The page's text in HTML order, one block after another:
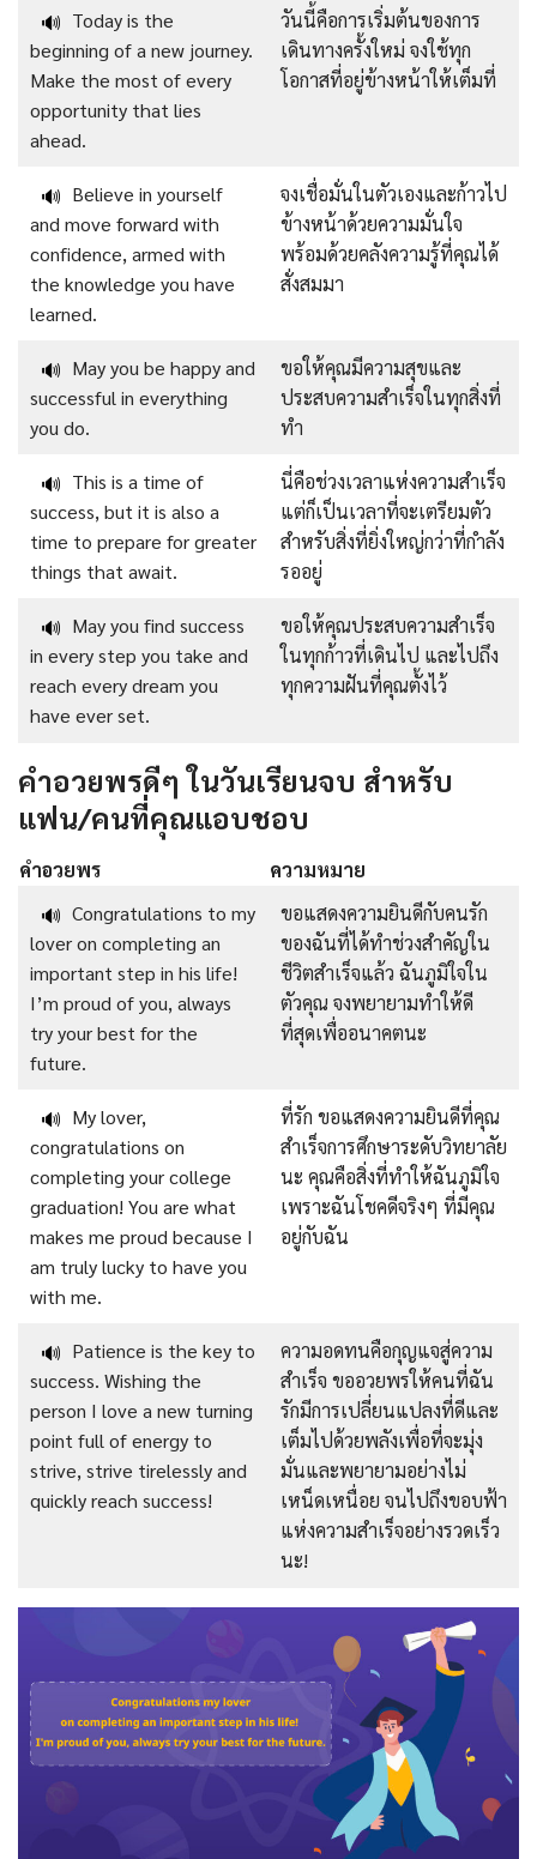
🔊 Today is the
beginning of a new journey.
Make the most of every
opportunity that lies
ahead.
วันนี้คือการเริ่มต้นของการ
เดินทางครั้งใหม่ จงใช้ทุก
โอกาสที่อยู่ข้างหน้าให้เต็มที่
🔊 Believe in yourself
and move forward with
confidence, armed with
the knowledge you have
learned.
จงเชื่อมั่นในตัวเองและก้าวไป
ข้างหน้าด้วยความมั่นใจ
พร้อมด้วยคลังความรู้ที่คุณได้
สั่งสมมา
🔊 May you be happy and
successful in everything
you do.
ขอให้คุณมีความสุขและ
ประสบความสำเร็จในทุกสิ่งที่
ทำ
🔊 This is a time of
success, but it is also a
time to prepare for greater
things that await.
นี่คือช่วงเวลาแห่งความสำเร็จ
แต่ก็เป็นเวลาที่จะเตรียมตัว
สำหรับสิ่งที่ยิ่งใหญ่กว่าที่กำลัง
รออยู่
🔊 May you find success
in every step you take and
reach every dream you
have ever set.
ขอให้คุณประสบความสำเร็จ
ในทุกก้าวที่เดินไป และไปถึง
ทุกความฝันที่คุณตั้งไว้
คำอวยพรดีๆ ในวันเรียนจบ สำหรับ
แฟน/คนที่คุณแอบชอบ
คำอวยพร
ความหมาย
🔊 Congratulations to my
lover on completing an
important step in his life!
I’m proud of you, always
try your best for the
future.
ขอแสดงความยินดีกับคนรัก
ของฉันที่ได้ทำช่วงสำคัญใน
ชีวิตสำเร็จแล้ว ฉันภูมิใจใน
ตัวคุณ จงพยายามทำให้ดี
ที่สุดเพื่ออนาคตนะ
🔊 My lover,
congratulations on
completing your college
graduation! You are what
makes me proud because I
am truly lucky to have you
with me.
ที่รัก ขอแสดงความยินดีที่คุณ
สำเร็จการศึกษาระดับวิทยาลัย
นะ คุณคือสิ่งที่ทำให้ฉันภูมิใจ
เพราะฉันโชคดีจริงๆ ที่มีคุณ
อยู่กับฉัน
🔊 Patience is the key to
success. Wishing the
person I love a new turning
point full of energy to
strive, strive tirelessly and
quickly reach success!
ความอดทนคือกุญแจสู่ความ
สำเร็จ ขออวยพรให้คนที่ฉัน
รักมีการเปลี่ยนแปลงที่ดีและ
เต็มไปด้วยพลังเพื่อที่จะมุ่ง
มั่นและพยายามอย่างไม่
เหน็ดเหนื่อย จนไปถึงขอบฟ้า
แห่งความสำเร็จอย่างรวดเร็ว
นะ!